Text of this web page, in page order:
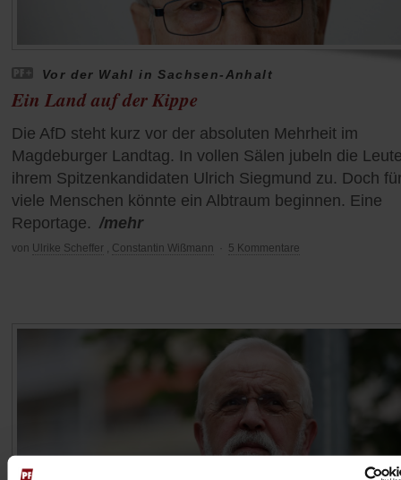
Vor der Wahl in Sachsen-Anhalt
Ein Land auf der Kippe
Die AfD steht kurz vor der absoluten Mehrheit im
Magdeburger Landtag. In vollen Sälen jubeln die
ihrem Spitzenkandidaten Ulrich Siegmund zu. Doch
viele Menschen könnte ein Albtraum beginnen. Eine
Reportage. /mehr
von Ulrike Scheffer , Constantin Wißmann 5 Kommentare